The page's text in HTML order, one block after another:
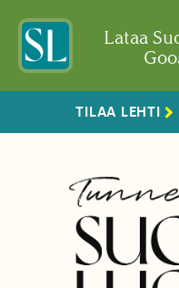
Lataa
TILAA LEHTI